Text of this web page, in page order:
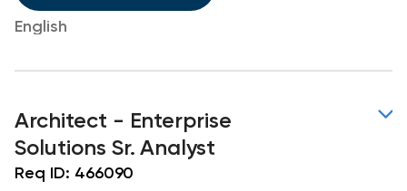
English
Architect - Enterprise
Solutions Sr. Analyst
Req ID: 466090